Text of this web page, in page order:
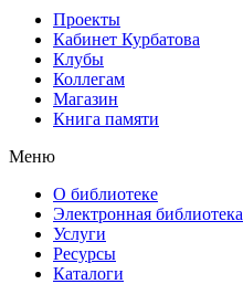
Проекты
Кабинет Курбатова
Клубы
Коллегам
Магазин
Книга памяти
Меню
О библиотеке
Электронная библиотека
Услуги
Ресурсы
Каталоги